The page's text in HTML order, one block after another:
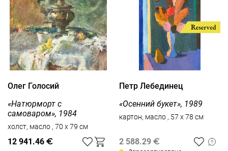
Олег Голосий
«Натюрморт с
самоваром», 1984
холст, масло , 70 x 79 см
12 941.46 €
Петр Лебединец
«Осенний букет», 1989
картон, масло , 57 x 78 см
2 588.29 €